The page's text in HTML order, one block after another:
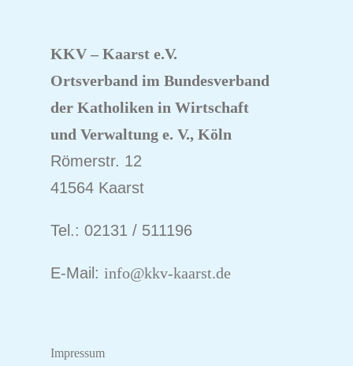
KKV – Kaarst e.V.
Ortsverband im Bundesverband
der Katholiken in Wirtschaft
und Verwaltung e. V., Köln
Römerstr. 12
41564 Kaarst
Tel.: 02131 / 511196
E-Mail: info@kkv-kaarst.de
Impressum